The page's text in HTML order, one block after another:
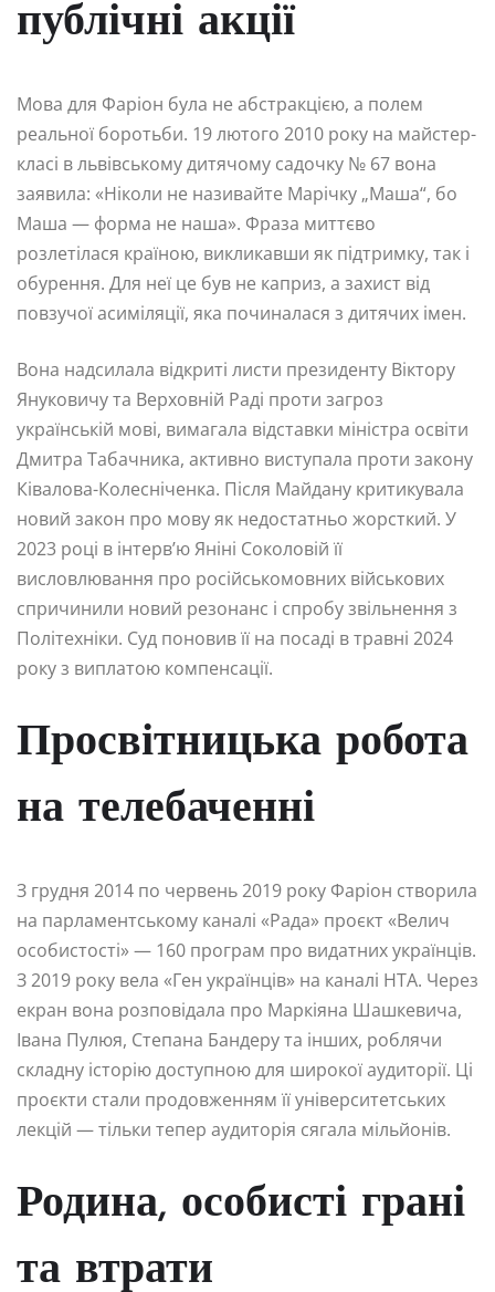
публічні акції
Мова для Фаріон була не абстракцією, а полем
реальної боротьби. 19 лютого 2010 року на майстер-
класі в львівському дитячому садочку № 67 вона
заявила: «Ніколи не називайте Марічку „Маша“, бо
Маша — форма не наша». Фраза миттєво
розлетілася країною, викликавши як підтримку, так і
обурення. Для неї це був не каприз, а захист від
повзучої асиміляції, яка починалася з дитячих імен.
Вона надсилала відкриті листи президенту Віктору
Януковичу та Верховній Раді проти загроз
українській мові, вимагала відставки міністра освіти
Дмитра Табачника, активно виступала проти закону
Ківалова-Колесніченка. Після Майдану критикувала
новий закон про мову як недостатньо жорсткий. У
2023 році в інтерв’ю Яніні Соколовій її
висловлювання про російськомовних військових
спричинили новий резонанс і спробу звільнення з
Політехніки. Суд поновив її на посаді в травні 2024
року з виплатою компенсації.
Просвітницька робота
на телебаченні
З грудня 2014 по червень 2019 року Фаріон створила
на парламентському каналі «Рада» проєкт «Велич
особистості» — 160 програм про видатних українців.
З 2019 року вела «Ген українців» на каналі НТА. Через
екран вона розповідала про Маркіяна Шашкевича,
Івана Пулюя, Степана Бандеру та інших, роблячи
складну історію доступною для широкої аудиторії. Ці
проєкти стали продовженням її університетських
лекцій — тільки тепер аудиторія сягала мільйонів.
Родина, особисті грані
та втрати